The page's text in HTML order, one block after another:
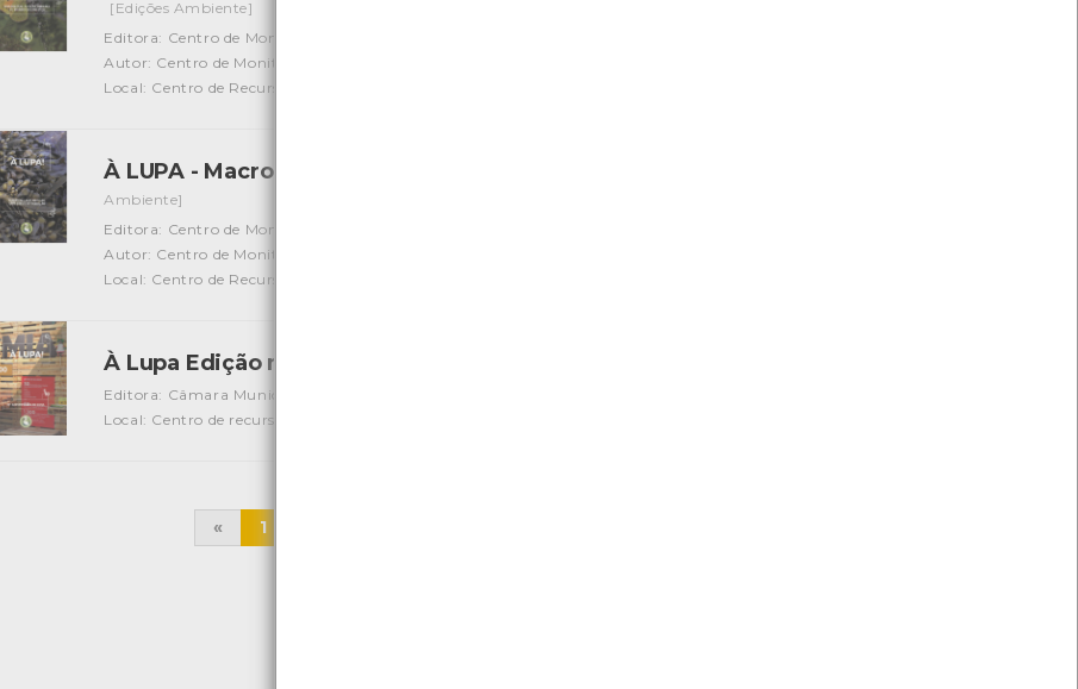
[Edições Ambiente]
Editora: Centro de Monitorização e Interpretação Ambiental/ Câmara Municipal de Viana do Castelo
Autor: Centro de Monitorização e Interpretação Ambiental
Local: Centro de Recursos do CMIA e Centro de Documentação do Mar
À LUPA - Macroalgas marinhas, uma breve introdução; nº11 | ano III
Ambiente]
Editora: Centro de Monitorização e Interpretação Ambiental/ Câmara Municipal de Viana do Castelo
Autor: Centro de Monitorização e Interpretação Ambiental
Local: Centro de Recursos do CMIA e Centro de Documentação do Mar
À Lupa Edição nº 12
Editora: Câmara Municipal de Viana do Castelo
Local: Centro de recursos CMIA
« 1